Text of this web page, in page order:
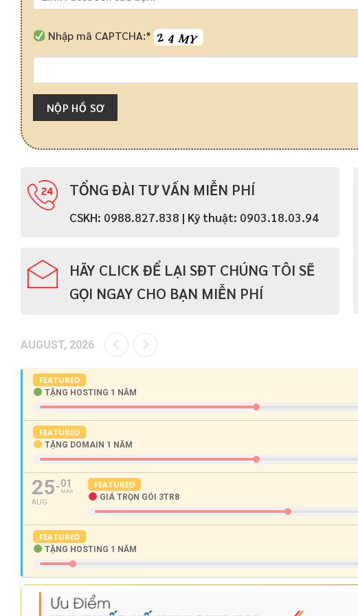
Nhập mã CAPTCHA:*
TỔNG ĐÀI TƯ VẤN MIỄN PHÍ
CSKH: 0988.827.838 | Kỹ thuật: 0903.18.03.94
HÃY CLICK ĐỂ LẠI SĐT CHÚNG TÔI SẼ
GỌI NGAY CHO BẠN MIỄN PHÍ
AUGUST, 2026
FEATURED
TẶNG HOSTING 1 NĂM
FEATURED
TẶNG DOMAIN 1 NĂM
25
AUG
01
MAR
FEATURED
GIÁ TRỌN GÓI 3TR8
FEATURED
TẶNG HOSTING 1 NĂM